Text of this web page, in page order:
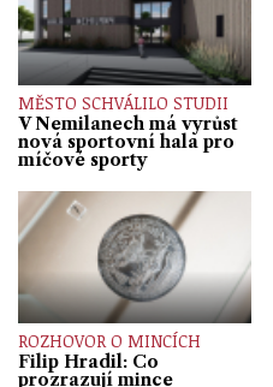
MĚSTO SCHVÁLILO STUDII
V Nemilanech má vyrůst
nová sportovní hala pro
míčové sporty
ROZHOVOR O MINCÍCH
Filip Hradil: Co
prozrazují mince